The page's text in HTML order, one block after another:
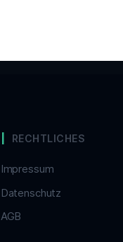
RECHTLICHES
Impressum
Datenschutz
AGB